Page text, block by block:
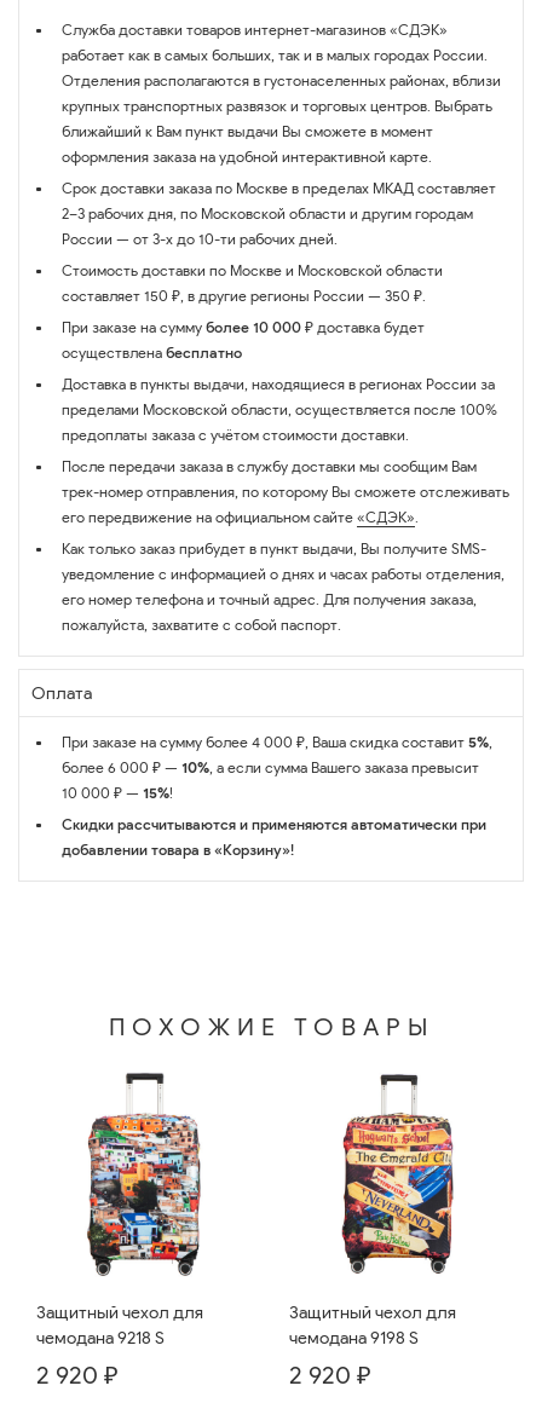
Служба доставки товаров интернет-магазинов «СДЭК»
работает как в самых больших, так и в малых городах России.
Отделения располагаются в густонаселенных районах, вблизи
крупных транспортных развязок и торговых центров. Выбрать
ближайший к Вам пункт выдачи Вы сможете в момент
оформления заказа на удобной интерактивной карте.
Срок доставки заказа по Москве в пределах МКАД составляет
2–3 рабочих дня, по Московской области и другим городам
России — от 3-х до 10-ти рабочих дней.
Стоимость доставки по Москве и Московской области
составляет 150 ₽, в другие регионы России — 350 ₽.
При заказе на сумму более 10 000 ₽ доставка будет
осуществлена бесплатно
Доставка в пункты выдачи, находящиеся в регионах России за
пределами Московской области, осуществляется после 100%
предоплаты заказа с учётом стоимости доставки.
После передачи заказа в службу доставки мы сообщим Вам
трек-номер отправления, по которому Вы сможете отслеживать
его передвижение на официальном сайте «СДЭК».
Как только заказ прибудет в пункт выдачи, Вы получите SMS-
уведомление с информацией о днях и часах работы отделения,
его номер телефона и точный адрес. Для получения заказа,
пожалуйста, захватите с собой паспорт.
Оплата
При заказе на сумму более 4 000 ₽, Ваша скидка составит 5%,
более 6 000 ₽ — 10%, а если сумма Вашего заказа превысит
10 000 ₽ — 15%!
Скидки рассчитываются и применяются автоматически при
добавлении товара в «Корзину»!
ПОХОЖИЕ ТОВАРЫ
Защитный чехол для
чемодана 9218 S
2 920 ₽
Защитный чехол для
чемодана 9198 S
2 920 ₽